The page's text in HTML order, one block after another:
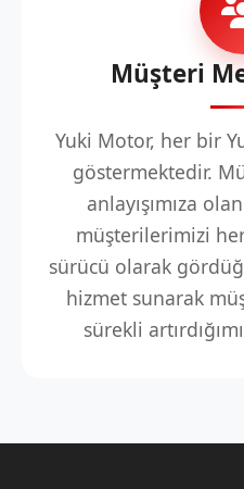
Müşteri
Yuki Motor, her bir
göstermektedir.
anlayışımıza
müşterilerimizi
sürücü olarak
hizmet sunarak
sürekli